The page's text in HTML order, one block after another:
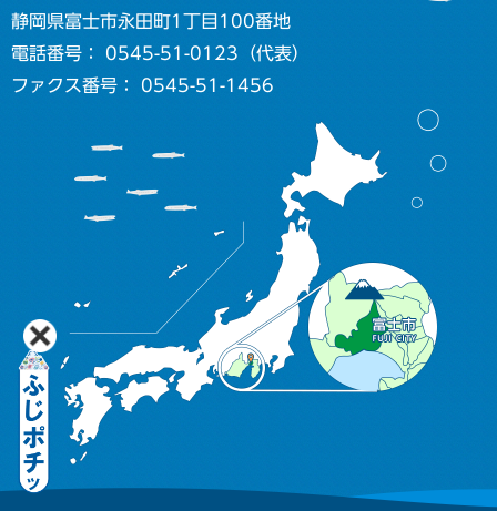
静岡県富士市永田町1丁目100番地
電話番号： 0545-51-0123（代表）
ファクス番号： 0545-51-1456